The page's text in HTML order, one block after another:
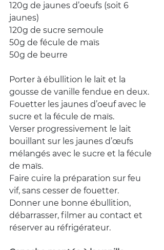
120g de jaunes d’oeufs (soit 6
jaunes)
120g de sucre semoule
50g de fécule de maïs
50g de beurre
Porter à ébullition le lait et la
gousse de vanille fendue en deux.
Fouetter les jaunes d’oeuf avec le
sucre et la fécule de maïs.
Verser progressivement le lait
bouillant sur les jaunes d’œufs
mélangés avec le sucre et la fécule
de maïs.
Faire cuire la préparation sur feu
vif, sans cesser de fouetter.
Donner une bonne ébullition,
débarrasser, filmer au contact et
réserver au réfrigérateur.